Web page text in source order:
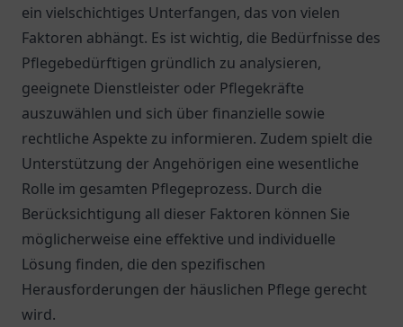
ein vielschichtiges Unterfangen, das von vielen
Faktoren abhängt. Es ist wichtig, die Bedürfnisse des
Pflegebedürftigen gründlich zu analysieren,
geeignete Dienstleister oder Pflegekräfte
auszuwählen und sich über finanzielle sowie
rechtliche Aspekte zu informieren. Zudem spielt die
Unterstützung der Angehörigen eine wesentliche
Rolle im gesamten Pflegeprozess. Durch die
Berücksichtigung all dieser Faktoren können Sie
möglicherweise eine effektive und individuelle
Lösung finden, die den spezifischen
Herausforderungen der häuslichen Pflege gerecht
wird.